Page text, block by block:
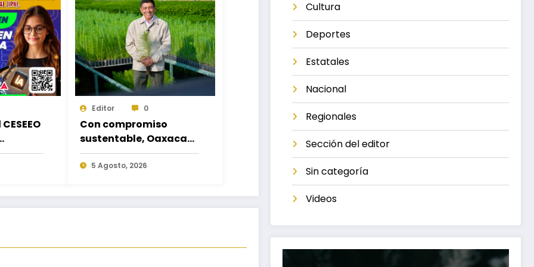
a
Editor 0
Con compromiso
sustentable, Oaxaca
hará equipo en la
Jornada Nacional de
5 Agosto, 2026
Cultura
Deportes
Estatales
Nacional
Regionales
Sección del editor
Sin categoría
Videos